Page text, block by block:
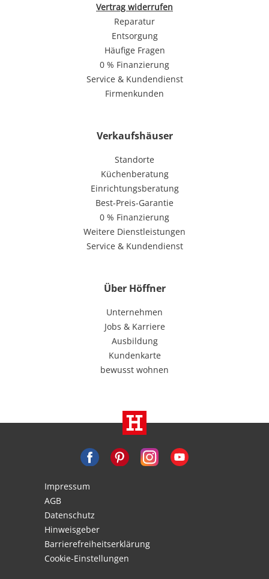
Vertrag widerrufen
Reparatur
Entsorgung
Häufige Fragen
0 % Finanzierung
Service & Kundendienst
Firmenkunden
Verkaufshäuser
Standorte
Küchenberatung
Einrichtungsberatung
Best-Preis-Garantie
0 % Finanzierung
Weitere Dienstleistungen
Service & Kundendienst
Über Höffner
Unternehmen
Jobs & Karriere
Ausbildung
Kundenkarte
bewusst wohnen
Impressum
AGB
Datenschutz
Hinweisgeber
Barrierefreiheitserklärung
Cookie-Einstellungen